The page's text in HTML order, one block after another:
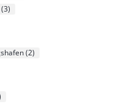
(3)
(2)